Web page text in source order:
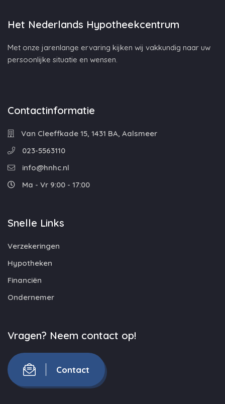
Het Nederlands Hypotheekcentrum
Met onze jarenlange ervaring kijken wij vakkundig naar uw
persoonlijke situatie en wensen.
Contactinformatie
Van Cleeffkade 15, 1431 BA, Aalsmeer
023-5563110
info@hnhc.nl
Ma - Vr 9:00 - 17:00
Snelle Links
Verzekeringen
Hypotheken
Financiën
Ondernemer
Vragen? Neem contact op!
Contact